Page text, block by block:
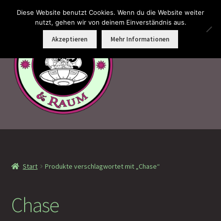
Zur
Navigation
Zum
Faramotos Sammelmünzen – Das Belohnungssystem für
MagicCon Münzen – Geschenke
Start Produkte verschlagwortet mit „Chase“
Chase
Diese Website benutzt Cookies. Wenn du die Website weiter
nutzt, gehen wir von deinem Einverständnis aus.
Akzeptieren Mehr Informationen